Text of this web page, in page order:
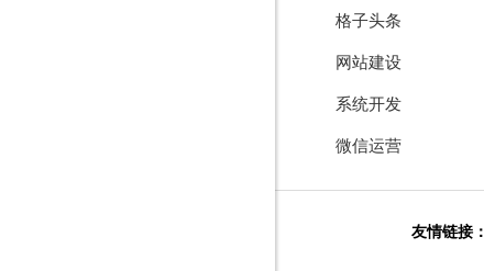
格子头条
网站建设
系统开发
微信运营
友情链接：